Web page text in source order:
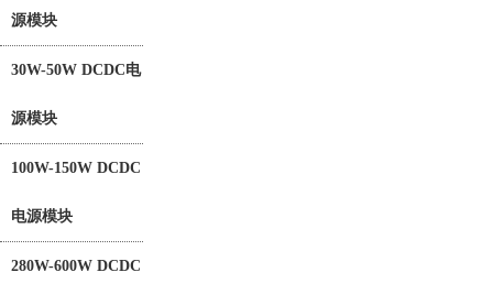
源模块
30W-50W DCDC电
源模块
100W-150W DCDC
电源模块
280W-600W DCDC